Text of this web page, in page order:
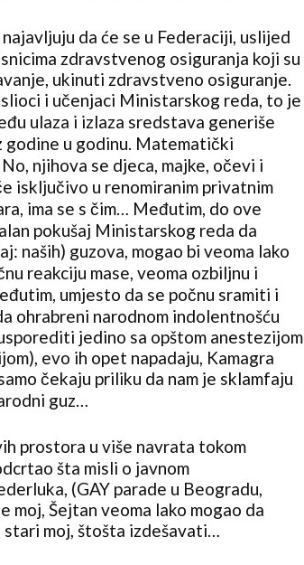
da će se u Federaciji, uslijed
zdravstvenog osiguranja koji su
ukinuti zdravstveno osiguranje.
i učenjaci Ministarskog reda, to je
ulaza i izlaza sredstava generiše
u godinu. Matematički
njihova se djeca, majke, očevi i
isključivo u renomiranim privatnim
ima se s čim… Međutim, do ove
pokušaj Ministarskog reda da
naših) guzova, mogao bi veoma lako
reakciju mase, veoma ozbiljnu i
umjesto da se počnu sramiti i
ohrabreni narodnom indolentnošću
jedino sa opštom anestezijom
evo ih opet napadaju, Kamagra
čekaju priliku da nam je sklamfaju
guz…
prostora u više navrata tokom
šta misli o javnom
(GAY parade u Beogradu,
moj, Šejtan veoma lako mogao da
stari moj, štošta izdešavati…